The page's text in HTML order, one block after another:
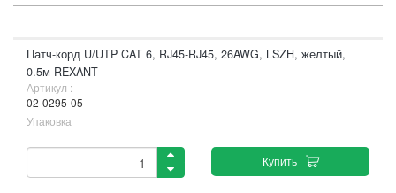
Патч-корд U/UTP CAT 6, RJ45-RJ45, 26AWG, LSZH, желтый,
0.5м REXANT
Артикул :
02-0295-05
Упаковка
Купить